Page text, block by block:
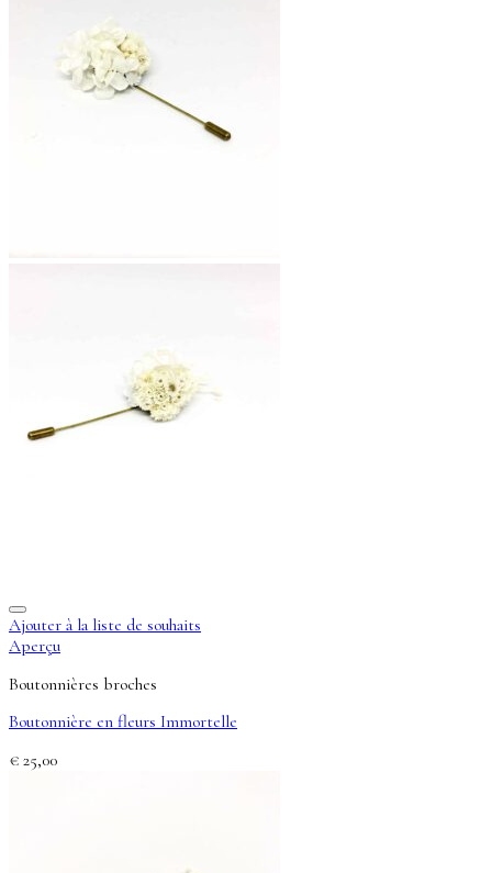
Ajouter à la liste de souhaits
Aperçu
Boutonnières broches
Boutonnière en fleurs Immortelle
€ 25,00